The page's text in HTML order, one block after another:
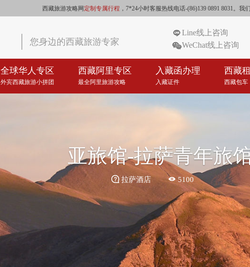
西藏旅游攻略网 定制专属行程 ，7*24小时客服热线电话-(86)139 0891 8031。
您身边的西藏旅游专家
Line线上咨询
WeChat线上咨询
全球华人专区
外宾西藏旅游小拼团
西藏阿里专区
最全阿里旅游攻略
入藏函办理
入藏证件
西藏
西藏包车
亚旅馆-拉萨青年旅
 拉萨酒店  5100